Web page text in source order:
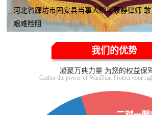
河北省廊坊市固安县当事人赠与康静律师
艰难险阻
我们的优势
凝聚万典力量 为您的权益保
Gather the power of WanDian Protect your